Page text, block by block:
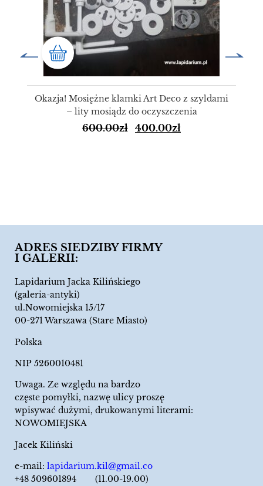
Okazja! Mosiężne klamki Art Deco z szyldami
– lity mosiądz do oczyszczenia
600.00zł 400.00zł
ADRES SIEDZIBY FIRMY
I GALERII:
Lapidarium Jacka Kilińskiego
(galeria-antyki)
ul.Nowomiejska 15/17
00-271 Warszawa (Stare Miasto)
Polska
NIP 5260010481
Uwaga. Ze względu na bardzo
częste pomyłki, nazwę ulicy proszę
wpisywać dużymi, drukowanymi literami:
NOWOMIEJSKA
Jacek Kiliński
e-mail: lapidarium.kil@gmail.co
+48 509601894 (11.00-19.00)